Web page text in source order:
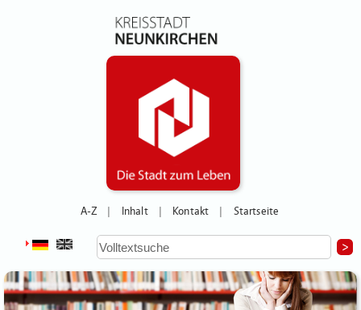
A-Z Inhalt Kontakt Startseite